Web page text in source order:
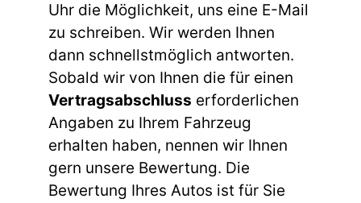
Uhr die Möglichkeit, uns eine E-Mail
zu schreiben. Wir werden Ihnen
dann schnellstmöglich antworten.
Sobald wir von Ihnen die für einen
Vertragsabschluss erforderlichen
Angaben zu Ihrem Fahrzeug
erhalten haben, nennen wir Ihnen
gern unsere Bewertung. Die
Bewertung Ihres Autos ist für Sie